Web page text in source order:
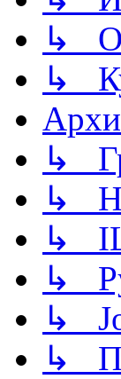
↳
↳
↳
↳
↳
↳
↳
↳